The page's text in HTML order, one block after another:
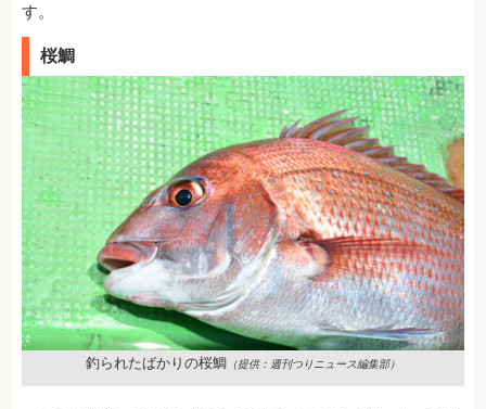
す。
桜鯛
釣られたばかりの桜鯛 （提供： 週刊つりニュース編集部）